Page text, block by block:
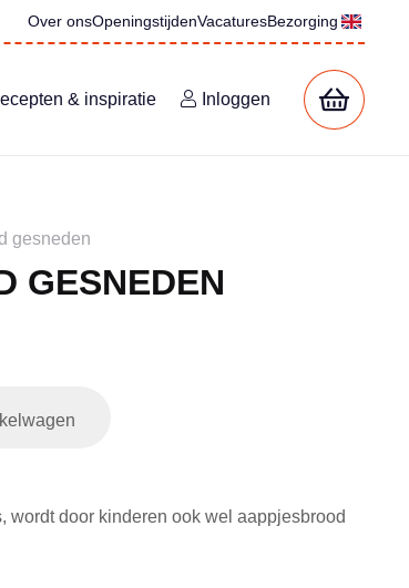
Over onsOpeningstijdenVacaturesBezorging
& inspiratie Inloggen
gesneden
GESNEDEN
wordt door kinderen ook wel aappjesbrood